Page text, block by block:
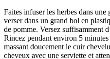
Faites infuser les herbes dans
verser dans un grand bol en
de pomme. Versez suffisamment
Rincez pendant environ 5
massant doucement le cuir
cheveux avec une serviette et